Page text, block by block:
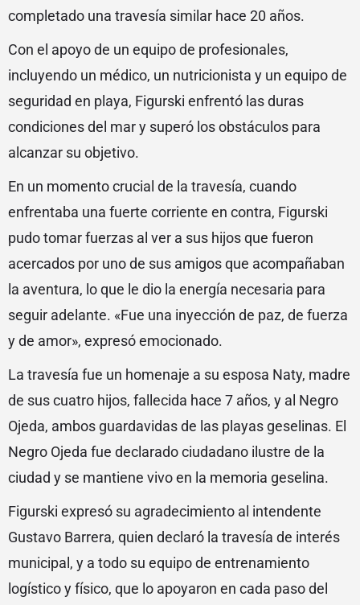
completado una travesía similar hace 20 años.
Con el apoyo de un equipo de profesionales,
incluyendo un médico, un nutricionista y un equipo de
seguridad en playa, Figurski enfrentó las duras
condiciones del mar y superó los obstáculos para
alcanzar su objetivo.
En un momento crucial de la travesía, cuando
enfrentaba una fuerte corriente en contra, Figurski
pudo tomar fuerzas al ver a sus hijos que fueron
acercados por uno de sus amigos que acompañaban
la aventura, lo que le dio la energía necesaria para
seguir adelante. «Fue una inyección de paz, de fuerza
y de amor», expresó emocionado.
La travesía fue un homenaje a su esposa Naty, madre
de sus cuatro hijos, fallecida hace 7 años, y al Negro
Ojeda, ambos guardavidas de las playas geselinas. El
Negro Ojeda fue declarado ciudadano ilustre de la
ciudad y se mantiene vivo en la memoria geselina.
Figurski expresó su agradecimiento al intendente
Gustavo Barrera, quien declaró la travesía de interés
municipal, y a todo su equipo de entrenamiento
logístico y físico, que lo apoyaron en cada paso del